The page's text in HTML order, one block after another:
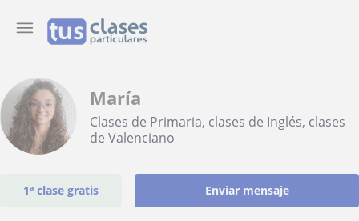
María
Clases de Primaria, clases de Inglés, clases
de Valenciano
1ª clase gratis Enviar mensaje